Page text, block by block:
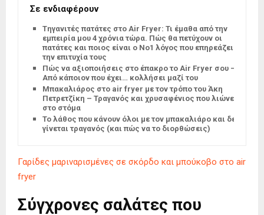
Σε ενδιαφέρουν
Tηγανιτές πατάτες στο Air Fryer: Τι έμαθα από την
εμπειρία μου 4 χρόνια τώρα. Πώς θα πετύχουν οι
πατάτες και ποιος είναι ο Νο1 λόγος που επηρεάζει
την επιτυχία τους
Πώς να αξιοποιήσεις στο έπακρο το Air Fryer σου –
Από κάποιον που έχει… κολλήσει μαζί του
Μπακαλιάρος στο air fryer με τον τρόπο του Άκη
Πετρετζίκη – Τραγανός και χρυσαφένιος που λιώνει
στο στόμα
Το λάθος που κάνουν όλοι με τον μπακαλιάρο και δεν
γίνεται τραγανός (και πώς να το διορθώσεις)
Γαρίδες μαριναρισμένες σε σκόρδο και μπούκοβο στο air
fryer
Σύγχρονες σαλάτες που